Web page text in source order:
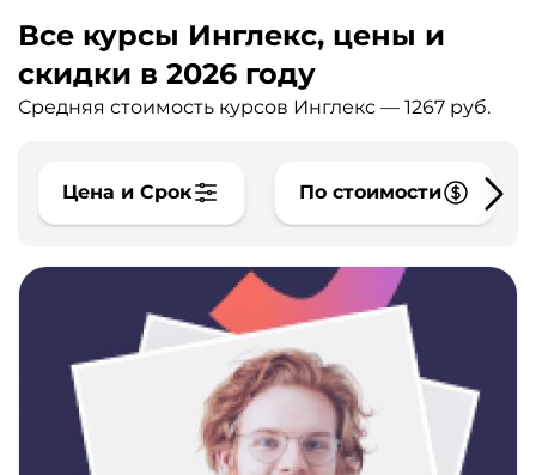
правильно и уверенно;
Обучение через общение - говорите по-
английски с первого урока;
конвейерное обучение.
Какой английский нужен вам?
саморазвития - оценят ваш уровень и подберут
правильный курс английского онлайн.
Все курсы Инглекс, цены и
скидки в 2026 году
Средняя стоимость курсов Инглекс — 1267 руб.
Цена и Срок По стоимости